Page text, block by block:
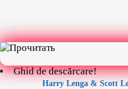
Ghid de descărcare!
Harry Lenga & Scott